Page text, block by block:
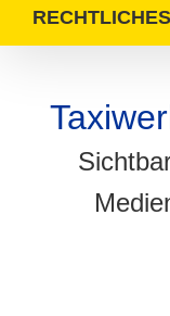
RECHTLICHES